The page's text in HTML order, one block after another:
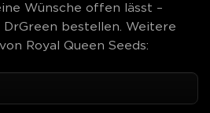
Wünsche offen lässt –
bestellen. Weitere
Royal Queen Seeds: